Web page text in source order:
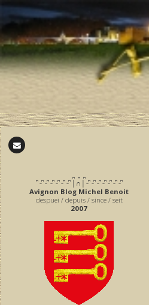
͆ ̵ ͆ ̵ ͆ ̵ ͆ ̵ ͆ ̵ ͆ ̵ ͆ │∩│ ̵ ͆ ̵ ͆ ̵ ͆ ̵ ͆ ̵ ͆ ̵ ͆ ̵ ͆
Avignon Blog Michel Benoit
despuei / depuis / since / seit
2007